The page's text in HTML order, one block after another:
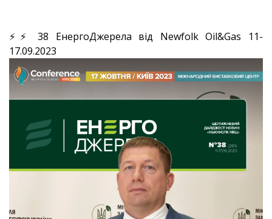
⚡⚡ 38 ЕнергоДжерела від Newfolk Oil&Gas 11-
17.09.2023